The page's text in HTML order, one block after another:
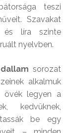
teszi
Szavakat
és líra szinte
nyelvben.
sorozat
alkalmuk
övék legyen a
kedvüknek,
be egy